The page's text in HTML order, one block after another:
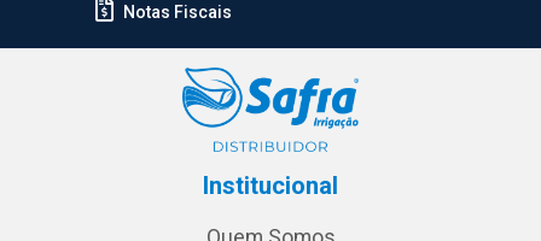
Notas Fiscais
Institucional